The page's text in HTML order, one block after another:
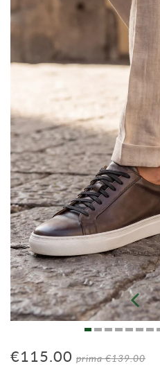
€115.00 prima€139.00